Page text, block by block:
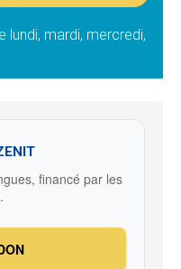
lundi, mardi, mercredi,
financé par les